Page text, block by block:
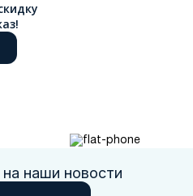
наши новости